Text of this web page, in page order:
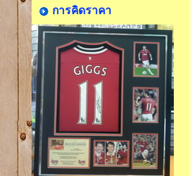
การคิดราคา